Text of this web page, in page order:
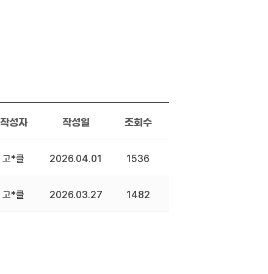
작성자 작성일 조회수
고*클 2026.04.01 1536
고*클 2026.03.27 1482